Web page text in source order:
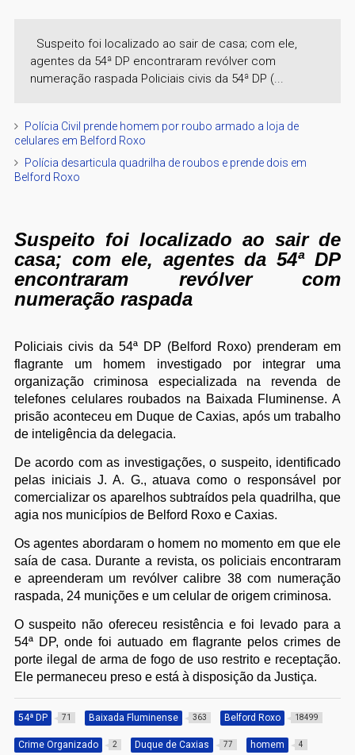
Suspeito foi localizado ao sair de casa; com ele,
agentes da 54ª DP encontraram revólver com
numeração raspada Policiais civis da 54ª DP (...
Polícia Civil prende homem por roubo armado a loja de
celulares em Belford Roxo
Polícia desarticula quadrilha de roubos e prende dois em
Belford Roxo
Suspeito foi localizado ao sair de
casa; com ele, agentes da 54ª DP
encontraram revólver com
numeração raspada
Policiais civis da 54ª DP (Belford Roxo) prenderam em
flagrante um homem investigado por integrar uma
organização criminosa especializada na revenda de
telefones celulares roubados na Baixada Fluminense. A
prisão aconteceu em Duque de Caxias, após um trabalho
de inteligência da delegacia.
De acordo com as investigações, o suspeito, identificado
pelas iniciais J. A. G., atuava como o responsável por
comercializar os aparelhos subtraídos pela quadrilha, que
agia nos municípios de Belford Roxo e Caxias.
Os agentes abordaram o homem no momento em que ele
saía de casa. Durante a revista, os policiais encontraram
e apreenderam um revólver calibre 38 com numeração
raspada, 24 munições e um celular de origem criminosa.
O suspeito não ofereceu resistência e foi levado para a
54ª DP, onde foi autuado em flagrante pelos crimes de
porte ilegal de arma de fogo de uso restrito e receptação.
Ele permaneceu preso e está à disposição da Justiça.
54ª DP 71 Baixada Fluminense 363 Belford Roxo 18499
Crime Organizado 2 Duque de Caxias 77 homem 4